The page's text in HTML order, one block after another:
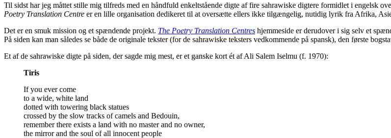
Til sidst har jeg måttet stille mig tilfreds med en håndfuld enkeltstående digte af fire sahrawiske digtere formidlet i engelsk
Poetry Translation Centre er en lille organisation dedikeret til at oversætte ellers ikke tilgængelig, nutidig lyrik fra Afrika,
Det er en smuk mission og et spændende projekt. The Poetry Translation Centres hjemmeside er derudover i sig selv et
På siden kan man således se både de originale tekster (for de sahrawiske teksters vedkommende på spansk), den første
Et af de sahrawiske digte på siden, der sagde mig mest, er et ganske kort ét af Ali Salem Iselmu (f. 1970):
Tiris
If you ever come
to a wide, white land
dotted with towering black statues
crossed by the slow tracks of camels and Bedouin,
remember there exists a land with no master and no owner,
the mirror and the soul of all innocent people